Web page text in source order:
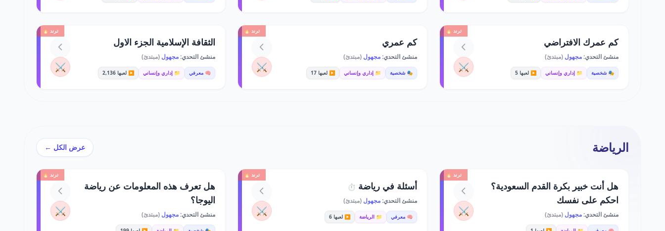
ترند 🔥
كم عمرك الافتراضي
منشئ التحدي:مجهول (مبتدئ)
🎭 شخصية 📁 إداري وإنساني ▶️ لعبها 5 ⚔️
ترند 🔥
كم عمري
منشئ التحدي:مجهول(مبتدئ)
🎭 شخصية 📁 إداري وإنساني ▶️ لعبها 17 ⚔️
ترند 🔥
الثقافة الإسلامية الجزء الاول
منشئ التحدي:مجهول (مبتدئ)
🧠 معرفي 📁 إداري وإنساني ▶️ لعبها 2,136 ⚔️
الرياضة عرض الكل ←
ترند 🔥
هل أنت خبير بكرة القدم السعودية؟
احكم على نفسك
منشئ التحدي:مجهول (مبتدئ) ⚔️
ترند 🔥
أسئلة في رياضة ⏱️
منشئ التحدي:مجهول(مبتدئ)
🧠 معرفي 📁 الرياضة ▶️ لعبها 6 ⚔️
ترند 🔥
هل تعرف هذه المعلومات عن رياضة
اليوجا؟
منشئ التحدي:مجهول (مبتدئ) ⚔️